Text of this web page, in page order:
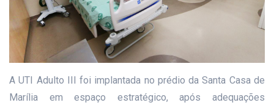
A UTI Adulto III foi implantada no prédio da Santa Casa de
Marília em espaço estratégico, após adequações